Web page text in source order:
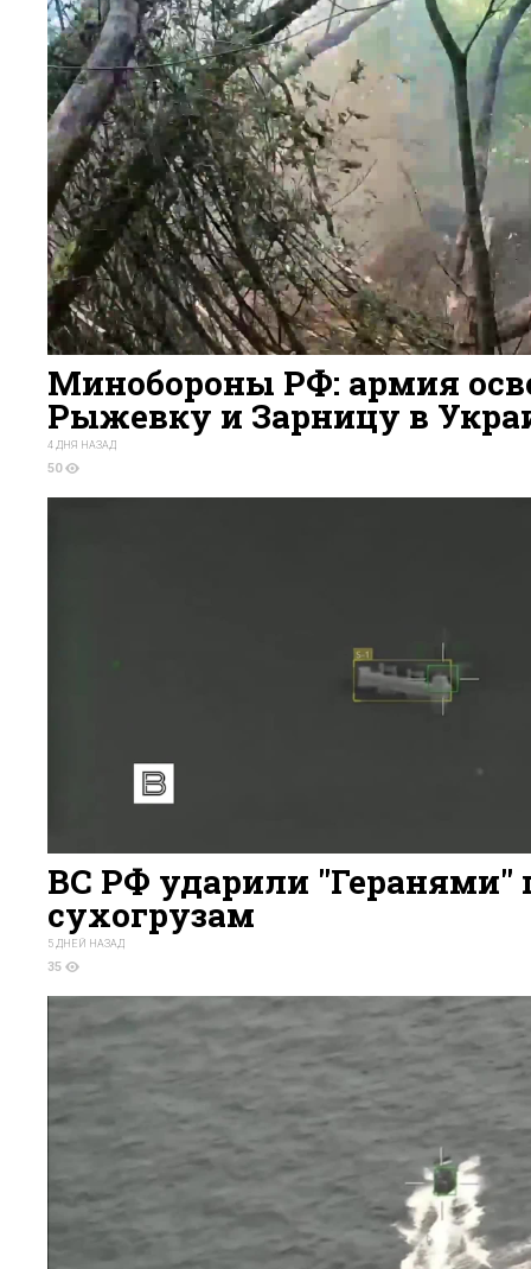
Минобороны РФ: армия
Рыжевку и Зарницу в
4 ДНЯ НАЗАД
50
ВС РФ ударили "Геранями"
сухогрузам
5 ДНЕЙ НАЗАД
35